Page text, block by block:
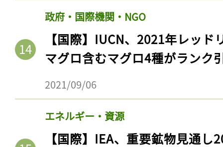
政府・国際機関・NGO
【国際】IUCN、2021年レッ
マグロ含むマグロ4種がランク
2021/09/06
エネルギー・資源
【国際】IEA、重要鉱物見通